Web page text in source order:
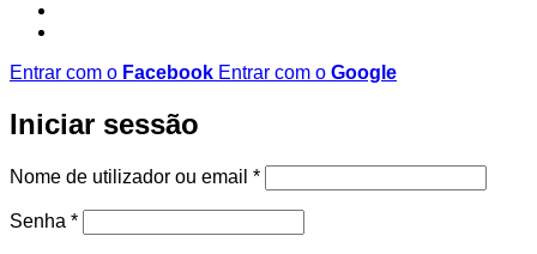
Entrar com o Facebook Entrar com o Google
Iniciar sessão
Nome de utilizador ou email *Obrigatório
Senha *Obrigatório